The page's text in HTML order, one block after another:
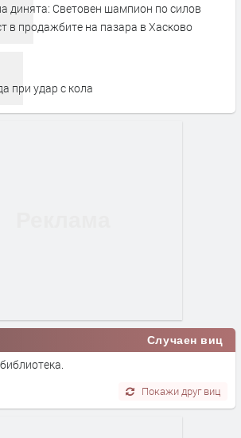
динята: Световен шампион по силов
в продажбите на пазара в Хасково
при удар с кола
Случаен виц
Покажи друг виц